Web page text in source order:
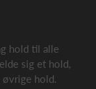
hold til alle
sig et hold,
hold.